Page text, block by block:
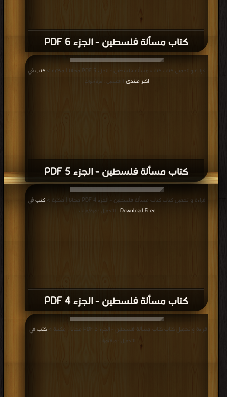
كتاب مسألة فلسطين - الجزء 6 PDF
كتاب مسألة فلسطين - الجزء 5 PDF
قراءة و تحميل كتاب كتاب مسألة فلسطين - الجزء 5 PDF مجانا | مكتبة >
كتب في
اكبر منتدى
| التحميل : مرة/مرات
كتاب مسألة فلسطين - الجزء 4 PDF
قراءة و تحميل كتاب كتاب مسألة فلسطين - الجزء 4 PDF مجانا | مكتبة >
كتب في
Download Free
| التحميل : مرة/مرات
قراءة و تحميل كتاب كتاب مسألة فلسطين - الجزء 3 PDF مجانا | مكتبة > كتب في
التحميل : مرة/مرات